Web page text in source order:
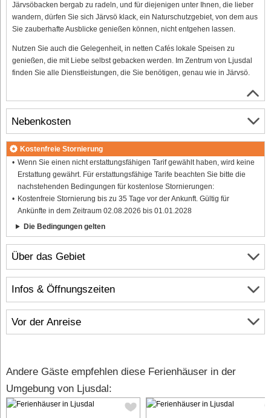
Järvsöbacken bergab zu radeln, und für diejenigen unter Ihnen, die lieber
wandern, dürfen Sie sich Järvsö klack, ein Naturschutzgebiet, von dem aus
Sie zauberhafte Ausblicke genießen können, nicht entgehen lassen.
Nutzen Sie auch die Gelegenheit, in netten Cafés lokale Speisen zu
genießen, die mit Liebe selbst gebacken werden. Im Zentrum von Ljusdal
finden Sie alle Dienstleistungen, die Sie benötigen, genau wie in Järvsö.
Über das Gebiet
Infos & Öffnungszeiten
Vor der Anreise
Nebenkosten
Kostenfreie Stornierung
Wenn Sie einen nicht erstattungsfähigen Tarif gewählt haben, wird keine
Erstattung gewährt. Für erstattungsfähige Tarife beachten Sie bitte die
nachstehenden Bedingungen für kostenlose Stornierungen:
Kostenfreie Stornierung bis zu 35 Tage vor der Ankunft. Gültig für
Ankünfte in dem Zeitraum 02.08.2026 bis 01.01.2028
Die Bedingungen gelten
Andere Gäste empfehlen diese Ferienhäuser in der
Umgebung von Ljusdal: